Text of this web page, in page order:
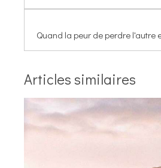
Articles similaires